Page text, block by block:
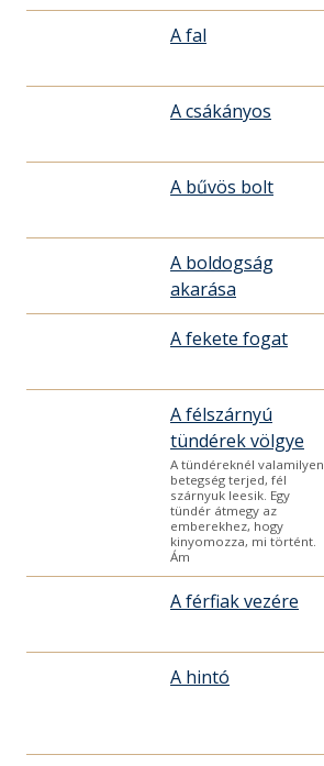
A fal
A csákányos
A bűvös bolt
A boldogság
akará­sa
A fekete fogat
A félszárnyú
tündérek völgye
A tündéreknél valamilyen
betegség terjed, fél
szárnyuk leesik. Egy
tündér átmegy az
emberekhez, hogy
kinyomozza, mi történt.
Ám
A férfiak vezére
A hintó